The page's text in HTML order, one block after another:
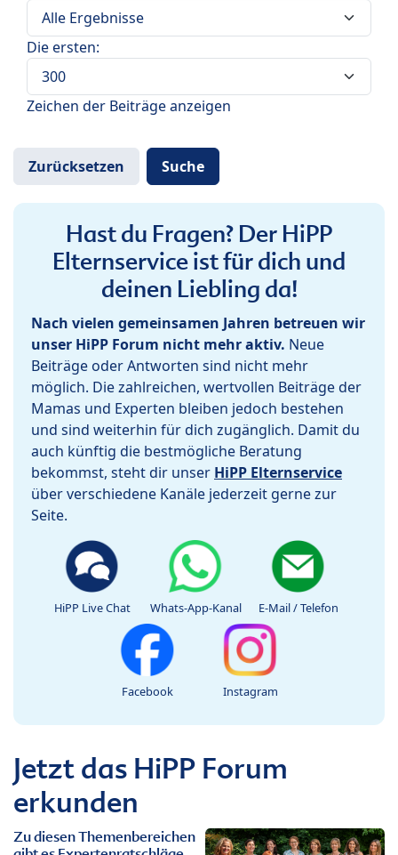
Die ersten:
Zeichen der Beiträge anzeigen
Hast du Fragen? Der HiPP
Elternservice ist für dich und
deinen Liebling da!
Nach vielen gemeinsamen Jahren betreuen wir
unser HiPP Forum nicht mehr aktiv. Neue
Beiträge oder Antworten sind nicht mehr
möglich. Die zahlreichen, wertvollen Beiträge der
Mamas und Experten bleiben jedoch bestehen
und sind weiterhin für dich zugänglich. Damit du
auch künftig die bestmögliche Beratung
bekommst, steht dir unser HiPP Elternservice
über verschiedene Kanäle jederzeit gerne zur
Seite.
HiPP Live Chat Whats-App-Kanal E-Mail / Telefon
Facebook Instagram
Jetzt das HiPP Forum
erkunden
Zu diesen Themenbereichen